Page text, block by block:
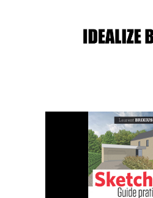
Post navigation